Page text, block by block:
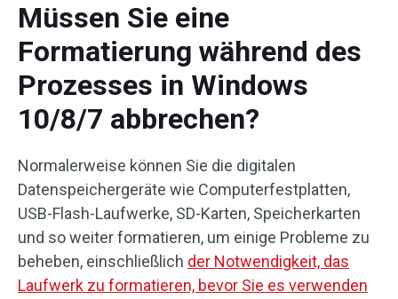
Müssen Sie eine
Formatierung während des
Prozesses in Windows
10/8/7 abbrechen?
Normalerweise können Sie die digitalen
Datenspeichergeräte wie Computerfestplatten,
USB-Flash-Laufwerke, SD-Karten, Speicherkarten
und so weiter formatieren, um einige Probleme zu
beheben, einschließlich der Notwendigkeit, das
Laufwerk zu formatieren, bevor Sie es verwenden